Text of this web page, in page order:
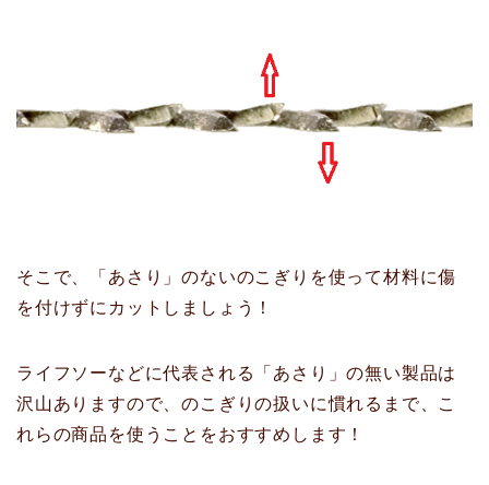
そこで、「あさり」のないのこぎりを使って材料に傷
を付けずにカットしましょう！
ライフソーなどに代表される「あさり」の無い製品は
沢山ありますので、のこぎりの扱いに慣れるまで、こ
れらの商品を使うことをおすすめします！